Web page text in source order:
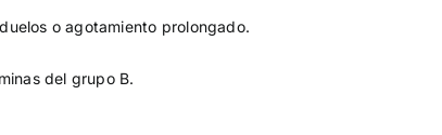
o agotamiento prolongado.
del grupo B.